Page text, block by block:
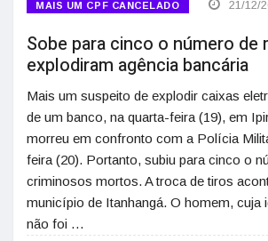
MAIS UM CPF CANCELADO 21/12/
Sobe para cinco o número
explodiram agência bancária
Mais um suspeito de explodir caixas
de um banco, na quarta-feira (19), em
morreu em confronto com a Polícia
feira (20). Portanto, subiu para cinco o
criminosos mortos. A troca de tiros
município de Itanhangá. O homem, cuja
não foi …